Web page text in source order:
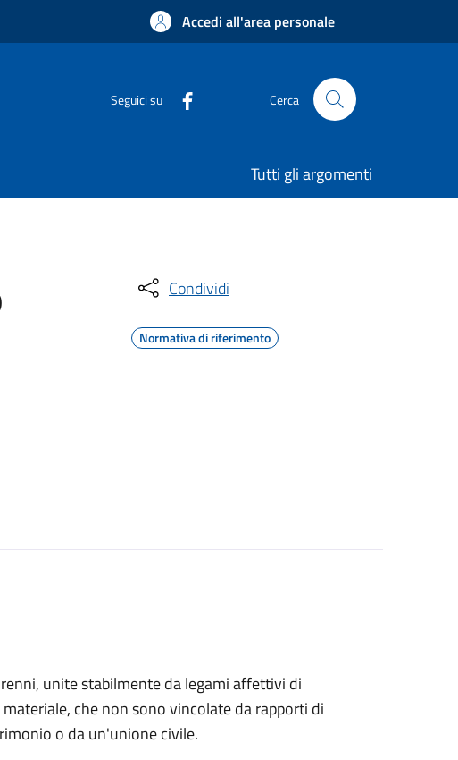
Accedi all'area personale
Seguici su Cerca
Tutti gli argomenti
Condividi
Normativa di riferimento
unite stabilmente da legami affettivi di
che non sono vincolate da rapporti di
o da un'unione civile.